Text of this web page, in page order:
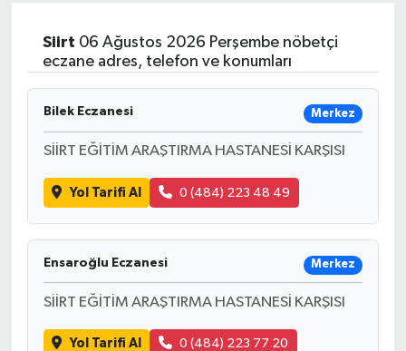
Siirt 06 Ağustos 2026 Perşembe nöbetçi
eczane adres, telefon ve konumları
Bilek Eczanesi Merkez
SİİRT EĞİTİM ARAŞTIRMA HASTANESİ KARŞISI
Yol Tarifi Al 0 (484) 223 48 49
Ensaroğlu Eczanesi Merkez
SİİRT EĞİTİM ARAŞTIRMA HASTANESİ KARŞISI
Yol Tarifi Al 0 (484) 223 77 20